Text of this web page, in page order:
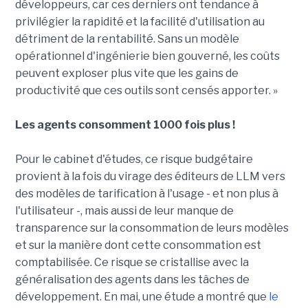
développeurs, car ces derniers ont tendance à
privilégier la rapidité et la facilité d'utilisation au
détriment de la rentabilité. Sans un modèle
opérationnel d'ingénierie bien gouverné, les coûts
peuvent exploser plus vite que les gains de
productivité que ces outils sont censés apporter. »
Les agents consomment 1000 fois plus !
Pour le cabinet d'études, ce risque budgétaire
provient à la fois du virage des éditeurs de LLM vers
des modèles de tarification à l'usage - et non plus à
l'utilisateur -, mais aussi de leur manque de
transparence sur la consommation de leurs modèles
et sur la manière dont cette consommation est
comptabilisée. Ce risque se cristallise avec la
généralisation des agents dans les tâches de
développement. En mai, une étude a montré que le